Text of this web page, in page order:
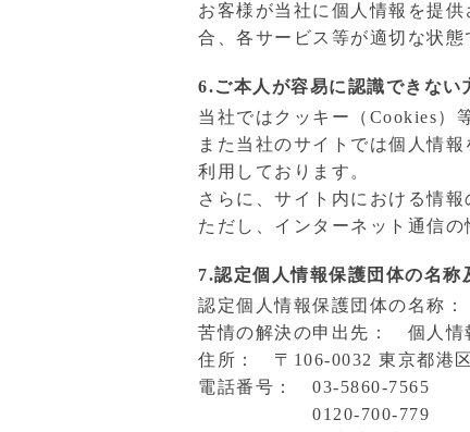
お客様が当社に個人情報を提
合、各サービス等が適切な状態
6.ご本人が容易に認識できない
当社ではクッキー（Cookies）
また当社のサイトでは個人情
利用しております。
さらに、サイト内における情
ただし、インターネット通信
7.認定個人情報保護団体の名称
認定個人情報保護団体の名称
苦情の解決の申出先： 個人情
住所： 〒106-0032 東京都港
電話番号： 03-5860-7565
0120-700-779